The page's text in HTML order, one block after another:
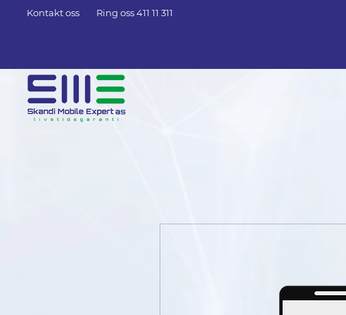
Kontakt oss Ring oss 411 11 311